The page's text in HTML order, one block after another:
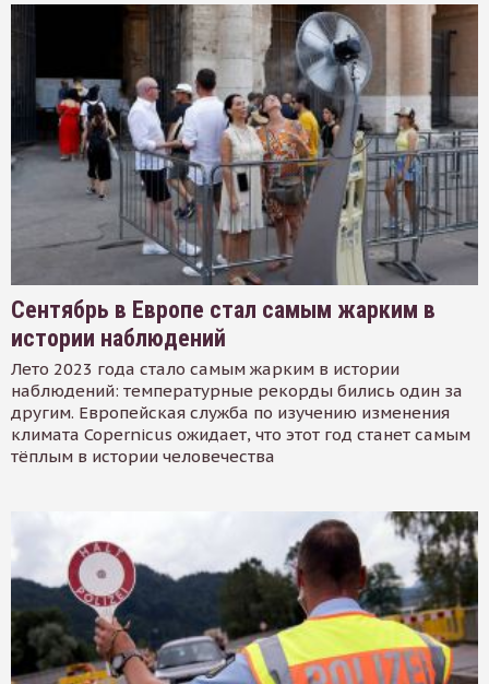
Сентябрь в Европе стал самым жарким в
истории наблюдений
Лето 2023 года стало самым жарким в истории
наблюдений: температурные рекорды бились один за
другим. Европейская служба по изучению изменения
климата Copernicus ожидает, что этот год станет самым
тёплым в истории человечества